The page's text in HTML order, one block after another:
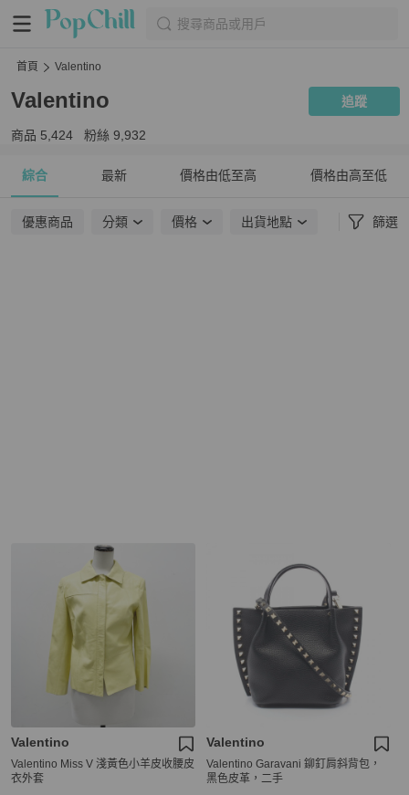
搜尋商品或用戶
首頁 Valentino
Valentino 追蹤
商品 5,424 粉絲 9,932
綜合 最新 價格由低至高 價格由高至低
優惠商品 分類 價格 出貨地點 篩選
Valentino
Valentino Miss V 淺黃色小羊皮收腰皮
衣外套
Valentino
Valentino Garavani 鉚釘肩斜背包，
黑色皮革，二手